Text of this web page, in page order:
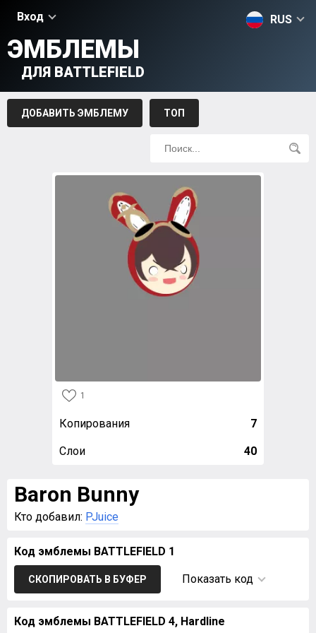
Вход RUS
ЭМБЛЕМЫ
ДЛЯ BATTLEFIELD
ДОБАВИТЬ ЭМБЛЕМУ ТОП
1
Копирования 7
Слои 40
Baron Bunny
Кто добавил: PJuice
Код эмблемы BATTLEFIELD 1
СКОПИРОВАТЬ В БУФЕР Показать код
Код эмблемы BATTLEFIELD 4, Hardline